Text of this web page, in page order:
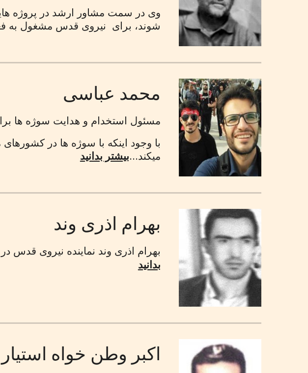
وی در سمت مشاور ارشد در پروژه
شوند، برای نیروی قدس مشغول به
محمد عباسی
مسئول استخدام و هدایت سوژه ها
با وجود اینکه با سوژه ها در
میکند...بیشتر بدانید
بهرام اذرى وند
بهرام اذرى وند نماينده نيروى قدس
بدانید
اكبر وطن خواه استيار